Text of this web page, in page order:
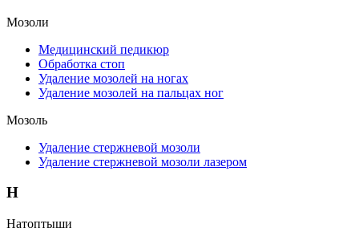
Мозоли
Медицинский педикюр
Обработка стоп
Удаление мозолей на ногах
Удаление мозолей на пальцах ног
Мозоль
Удаление стержневой мозоли
Удаление стержневой мозоли лазером
Н
Натоптыши